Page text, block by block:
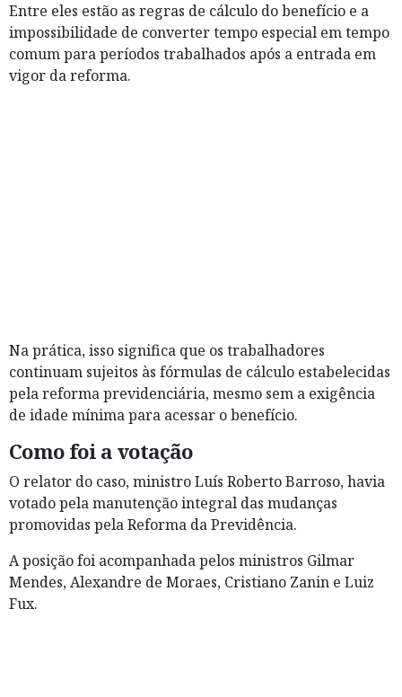
Entre eles estão as regras de cálculo do benefício e a
impossibilidade de converter tempo especial em tempo
comum para períodos trabalhados após a entrada em
vigor da reforma.
Na prática, isso significa que os trabalhadores
continuam sujeitos às fórmulas de cálculo estabelecidas
pela reforma previdenciária, mesmo sem a exigência
de idade mínima para acessar o benefício.
Como foi a votação
O relator do caso, ministro Luís Roberto Barroso, havia
votado pela manutenção integral das mudanças
promovidas pela Reforma da Previdência.
A posição foi acompanhada pelos ministros Gilmar
Mendes, Alexandre de Moraes, Cristiano Zanin e Luiz
Fux.